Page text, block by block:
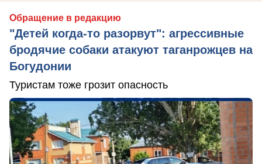
Обращение в редакцию
"Детей когда-то разорвут": агрессивные
бродячие собаки атакуют таганрожцев на
Богудонии
Туристам тоже грозит опасность